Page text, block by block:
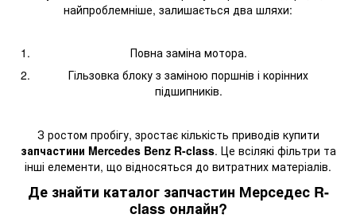
найпроблемніше, залишається два шляхи:
Повна заміна мотора.
Гільзовка блоку з заміною поршнів і корінних
підшипників.
З ростом пробігу, зростає кількість приводів купити
запчастини Mercedes Benz R-class. Це всілякі фільтри та
інші елементи, що відносяться до витратних матеріалів.
Де знайти каталог запчастин Мерседес R-
class онлайн?